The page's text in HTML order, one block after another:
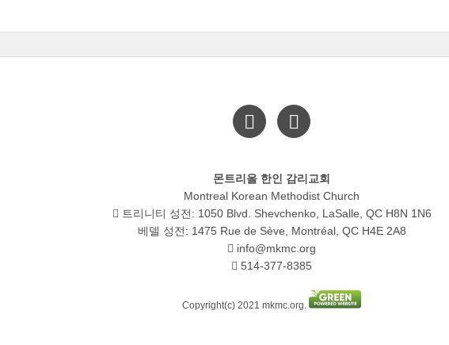
몬트리올 한인 감리교회
Montreal Korean Methodist Church
트리니티 성전: 1050 Blvd. Shevchenko, LaSalle, QC H8N 1N6
베델 성전: 1475 Rue de Sève, Montréal, QC H4E 2A8
info@mkmc.org
514-377-8385
Copyright(c) 2021 mkmc.org.